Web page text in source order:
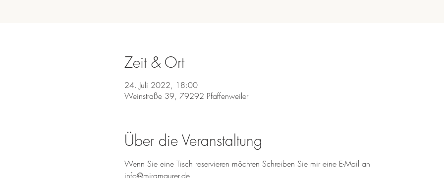
Zeit & Ort
24. Juli 2022, 18:00
Weinstraße 39, 79292 Pfaffenweiler
Über die Veranstaltung
Wenn Sie eine Tisch reservieren möchten Schreiben Sie mir eine E-Mail an
info@miramaurer.de